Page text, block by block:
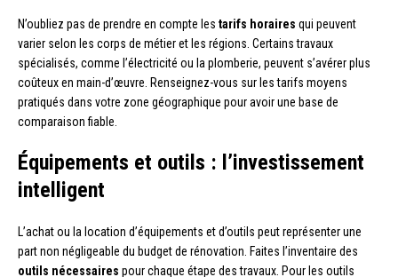
N’oubliez pas de prendre en compte les tarifs horaires qui peuvent
varier selon les corps de métier et les régions. Certains travaux
spécialisés, comme l’électricité ou la plomberie, peuvent s’avérer plus
coûteux en main-d’œuvre. Renseignez-vous sur les tarifs moyens
pratiqués dans votre zone géographique pour avoir une base de
comparaison fiable.
Équipements et outils : l’investissement
intelligent
L’achat ou la location d’équipements et d’outils peut représenter une
part non négligeable du budget de rénovation. Faites l’inventaire des
outils nécessaires pour chaque étape des travaux. Pour les outils